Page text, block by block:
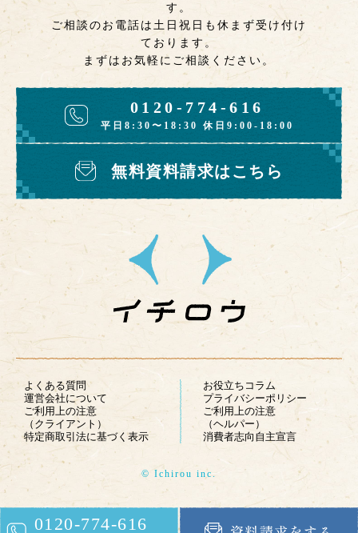
す。
ご相談のお電話は土日祝日も休まず受け付け
ております。
まずはお気軽にご相談ください。
0120-774-616
平日8:30〜18:30 休日9:00-18:00
無料資料請求はこちら
よくある質問
運営会社について
ご利用上の注意
（クライアント）
特定商取引法に基づく表示
お役立ちコラム
プライバシーポリシー
ご利用上の注意
（ヘルパー）
消費者志向自主宣言
© Ichirou inc.
0120-774-616